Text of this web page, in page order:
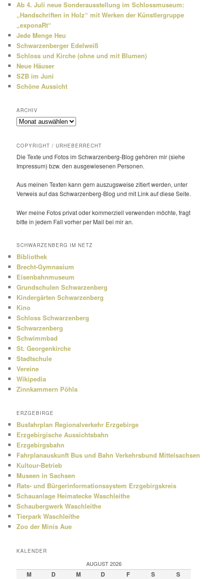
Ab 4. Juli neue Sonderausstellung im Schlossmuseum:
„Handschriften in Holz“ mit Werken der Künstlergruppe
„exponaRt“
Jede Menge Heu
Schwarzenberger Edelweiß
Schloss und Kirche (ohne und mit Blumen)
Neue Häuser
SZB im Juni
Schöne Aussicht
ARCHIV
Archiv
COPYRIGHT / URHEBERRECHT
Die Texte und Fotos im Schwarzenberg-Blog gehören mir (siehe
Impressum) bzw. den ausge­wie­senen Personen.
Aus meinen Texten kann gern auszugs­weise zitiert werden, unter
Verweis auf das Schwarzenberg-Blog und mit Link auf diese Seite.
Wer meine Fotos privat oder kommer­ziell verwenden möchte, fragt
bitte in jedem Fall vorher per Mail bei mir an.
SCHWARZENBERG IM NETZ
Bibliothek
Brecht-Gymnasium
Eisenbahnmuseum
Grundschulen Schwarzenberg
Kindergärten Schwarzenberg
Kino
Schloss Schwarzenberg
Schwarzenberg
Schwimmbad
St. Georgenkirche
Stadtschule
Vereine
Wikipedia
Zinnkammern Pöhla
ERZGEBIRGE
Busfahrplan Regionalverkehr Erzgebirge
Erzgebirgische Aussichtsbahn
Erzgebirgsbahn
Fahrplanauskunft Bus und Bahn Verkehrsbund Mittelsachsen
Kultour-Betrieb
Museen in Sachsen
Rats- und Bürgerinformationssystem Erzgebirgskreis
Schauanlage Heimatecke Waschleithe
Schaubergwerk Waschleithe
Tierpark Waschleithe
Zoo der Minis Aue
KALENDER
AUGUST 2026
M D M D F S S